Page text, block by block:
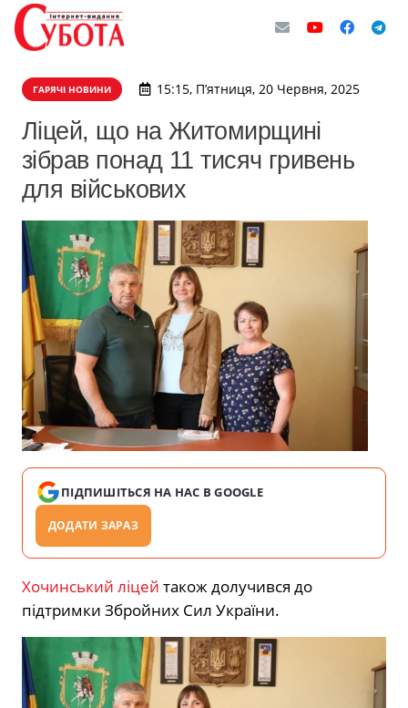
ГАРЯЧІ НОВИНИ 15:15, П’ятниця, 20 Червня, 2025
Ліцей, що на Житомирщині
зібрав понад 11 тисяч гривень
для військових
ПІДПИШІТЬСЯ НА НАС В GOOGLE
ДОДАТИ ЗАРАЗ
Хочинський ліцей також долучився до
підтримки Збройних Сил України.